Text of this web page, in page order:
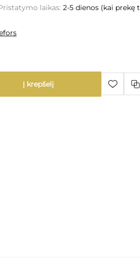
laikas: 2-5 dienos (kai prekę
Į krepšelį